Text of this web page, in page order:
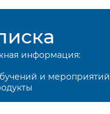
информация:
и мероприятий